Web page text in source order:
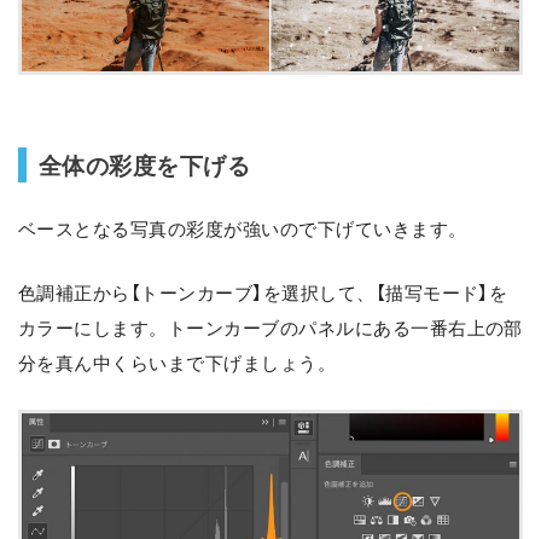
全体の彩度を下げる
ベースとなる写真の彩度が強いので下げていきます。
色調補正から【トーンカーブ】を選択して、【描写モード】を
カラーにします。トーンカーブのパネルにある一番右上の部
分を真ん中くらいまで下げましょう。